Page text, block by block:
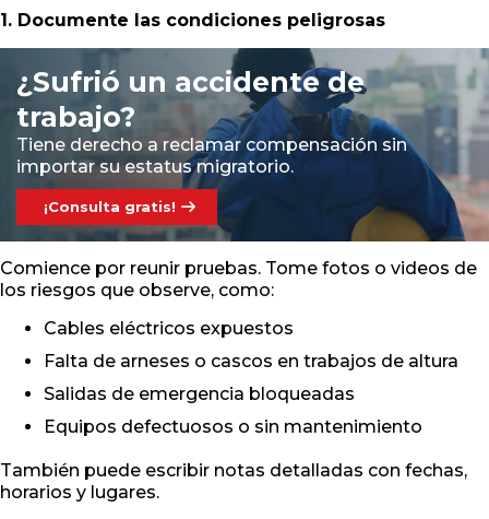
1. Documente las condiciones peligrosas
¿Sufrió un accidente de
trabajo?
Tiene derecho a reclamar compensación sin
importar su estatus migratorio.
¡Consulta gratis!
Comience por reunir pruebas. Tome fotos o videos de
los riesgos que observe, como:
Cables eléctricos expuestos
Falta de arneses o cascos en trabajos de altura
Salidas de emergencia bloqueadas
Equipos defectuosos o sin mantenimiento
También puede escribir notas detalladas con fechas,
horarios y lugares.